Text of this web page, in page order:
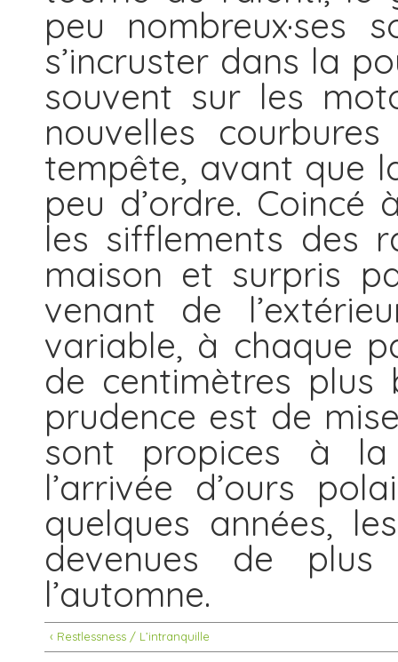
peu nombreux·ses
s’incruster dans la
souvent sur les
nouvelles
tempête, avant que
peu d’ordre. Coincé
les sifflements des
maison et surpris
venant de
variable, à chaque
de centimètres
prudence est de
sont propices à
l’arrivée d’ours
quelques années,
devenues de
l’automne.
‹ Restlessness / L’intranquille